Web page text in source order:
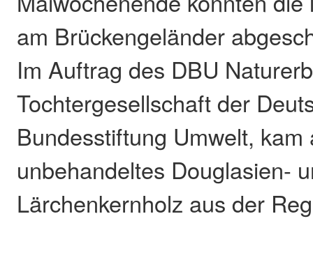
am Brückengeländer
Im Auftrag des DBU
Tochtergesellschaft der
Bundesstiftung Umwelt,
unbehandeltes Douglasien-
Lärchenkernholz aus der